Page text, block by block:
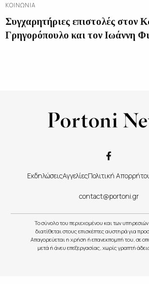
ΚΟΙΝΩΝΊΑ
Συγχαρητήριες επιστολές στον
Γρηγορόπουλο και τον Ιωάννη
ΕκδηλώσειςΑγγελίεςΠολιτική
contact@portoni.gr
Το σύνολο του περιεχομένου και των
διατίθεται στους επισκέπτες αυστηρά για
Απαγορεύεται η χρήση ή επανεκπομπή του, σε
μετά ή άνευ επεξεργασίας, χωρίς γραπτή